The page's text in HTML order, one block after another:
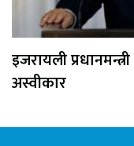
इजरायली
अस्वीकार